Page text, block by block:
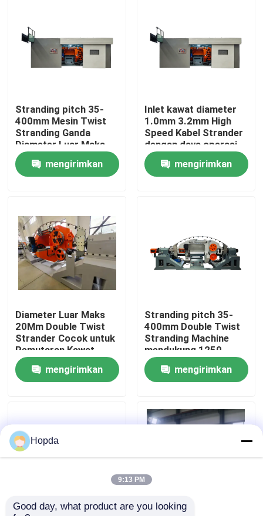
Beranda
Video
Tentang Kami
Tur Pabrik
Kontrol Kualitas
Berita
Minta Kutipan
Stranding pitch 35-
400mm Mesin Twist
Stranding Ganda
Diameter Luar Maks
20mm Kecepatan
Garis Maks 150mmin
Digunakan dalam
mengirimkan
Inlet kawat diameter
1.0mm 3.2mm High
Speed Kabel Strander
dengan daya operasi
harian 15KW untuk
pembuatan kabel
mengirimkan
Diameter Luar Maks
20Mm Double Twist
Strander Cocok untuk
Pemutaran Kawat
Gulungan 1250 dan
Produksi Kabel
Industri
mengirimkan
Stranding pitch 35-
400mm Double Twist
Stranding Machine
mendukung 1250
gulungan dan daya
operasi harian 15KW
dirancang untuk
mengirimkan
Hopda
9:13 PM
Good day, what product are you looking